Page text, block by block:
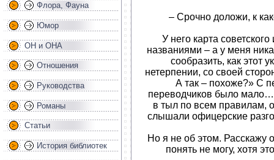
Флора, Фауна
Юмор
ОН и ОНА
Отношения
Руководства
Романы
Статьи
История библиотек
– Срочно доложи, к
У него карта
названиями – а у меня
сообразить, как этот
нетерпении, со своей
А так – похоже?» С
переводчиков было мало…
в тыл по всем правилам,
слышали офицерские
Но я не об этом. Расскажу
понять не могу, хотя